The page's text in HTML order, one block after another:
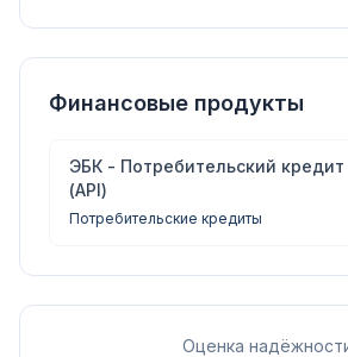
Финансовые продукты
ЭБК - Потребительский
(API)
Потребительские кредиты
Оценка